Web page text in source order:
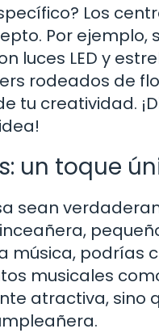
Los
Por ejemplo,
luces LED y
rodeados de
tu creatividad.
un toque
sean
música, podrías
musicales
atractiva, sino